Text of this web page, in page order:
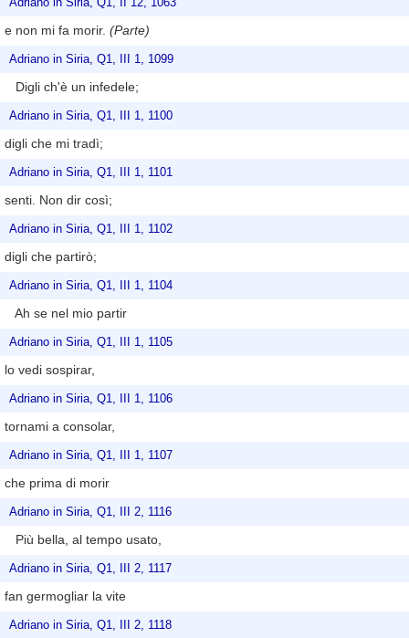
Adriano in Siria, Q1, II 12, 1063
e non mi fa morir. (Parte)
Adriano in Siria, Q1, III 1, 1099
Digli ch'è un infedele;
Adriano in Siria, Q1, III 1, 1100
digli che mi tradì;
Adriano in Siria, Q1, III 1, 1101
senti. Non dir così;
Adriano in Siria, Q1, III 1, 1102
digli che partirò;
Adriano in Siria, Q1, III 1, 1104
Ah se nel mio partir
Adriano in Siria, Q1, III 1, 1105
lo vedi sospirar,
Adriano in Siria, Q1, III 1, 1106
tornami a consolar,
Adriano in Siria, Q1, III 1, 1107
che prima di morir
Adriano in Siria, Q1, III 2, 1116
Più bella, al tempo usato,
Adriano in Siria, Q1, III 2, 1117
fan germogliar la vite
Adriano in Siria, Q1, III 2, 1118